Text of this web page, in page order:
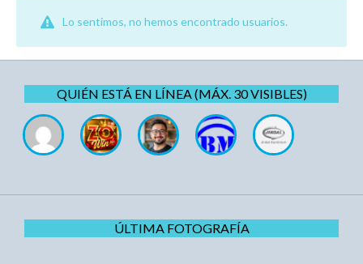
Lo sentimos, no hemos encontrado usuarios.
QUIÉN ESTÁ EN LÍNEA (MÁX. 30 VISIBLES)
ÚLTIMA FOTOGRAFÍA